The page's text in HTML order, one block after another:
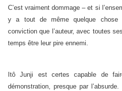
C’est vraiment dommage – et si
y a tout de même quelque chose
conviction que l’auteur, avec toutes
temps être leur pire ennemi.
Itô Junji est certes capable de
démonstration, presque par